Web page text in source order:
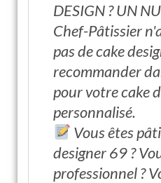
DESIGN ? UN
Chef-Pâtissier
pas de cake
recommander
pour votre cake
personnalisé.
Vous êtes
designer 69 ?
professionnel ?